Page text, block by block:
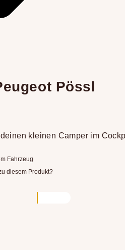
Pössl
kleinen Camper im
Fahrzeug
diesem Produkt?